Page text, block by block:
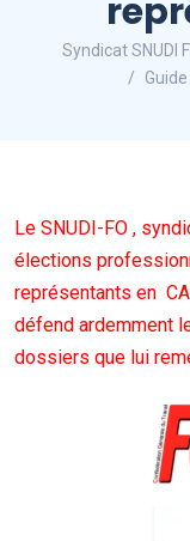
Syndicat SNUDI
Le SNUDI-FO ,
élections
représentants en
défend ardemment
dossiers que lui